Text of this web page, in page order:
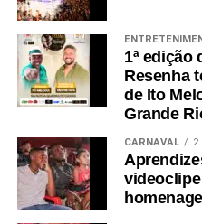
1ª edição
Resenha
de Ito
Grande
CARNAVAL 2